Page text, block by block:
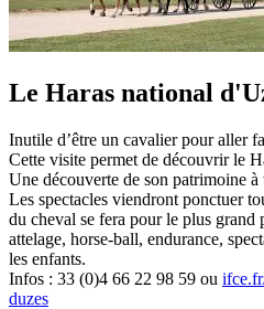
Le Haras national
Inutile d’être un cavalier pour aller
Cette visite permet de découvrir le
Une découverte de son patrimoine
Les spectacles viendront ponctuer
du cheval se fera pour le plus grand
attelage, horse-ball, endurance,
les enfants.
Infos : 33 (0)4 66 22 98 59 ou
duzes